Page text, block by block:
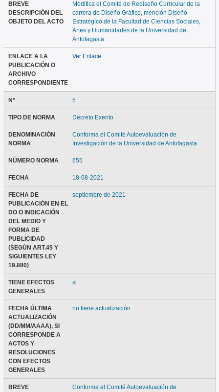
BREVE
DESCRIPCIÓN DEL
OBJETO DEL ACTO
Modifica el Comité de Rediseño Curricular de la
carrera de Diseño Gráfico, mención Diseño
Estratégico de la Facultad de Ciencias Sociales,
Artes y Humanidades de la Universidad de
Antofagasta.
ENLACE A LA
PUBLICACIÓN O
ARCHIVO
CORRESPONDIENTE
Ver Enlace
N° 5
TIPO DE NORMA Decreto Exento
DENOMINACIÓN
NORMA
Conforma el Comité Autoevaluación de
Investigación de la Universidad de Antofagasta
NÚMERO NORMA 655
FECHA 18-08-2021
FECHA DE
PUBLICACIÓN EN EL
DO O INDICACIÓN
DEL MEDIO Y
FORMA DE
PUBLICIDAD
(SEGÚN ART.45 Y
SIGUIENTES LEY
19.880)
septiembre de 2021
TIENE EFECTOS
GENERALES
si
FECHA ÚLTIMA
ACTUALIZACIÓN
(DD/MM/AAAA), SI
CORRESPONDE A
ACTOS Y
RESOLUCIONES
CON EFECTOS
GENERALES
no tiene actualización
BREVE
Conforma el Comité Autoevaluación de